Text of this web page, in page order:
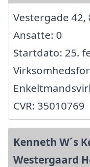
Vestergade 42,
Ansatte: 0
Startdato: 25.
CVR: 35010769
Kenneth W´s
Westergaard